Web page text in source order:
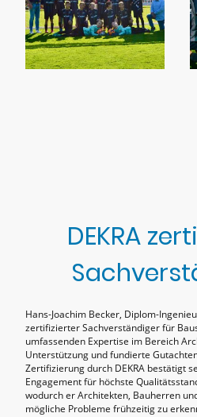
DEKRA
Hans-Joachim Becker, Diplom-
zertifizierter Sachverständiger für
umfassenden Expertise im Bereich
Unterstützung und fundierte
Zertifizierung durch DEKRA bestätigt
Engagement für höchste
wodurch er Architekten, Bauherren
mögliche Probleme frühzeitig zu